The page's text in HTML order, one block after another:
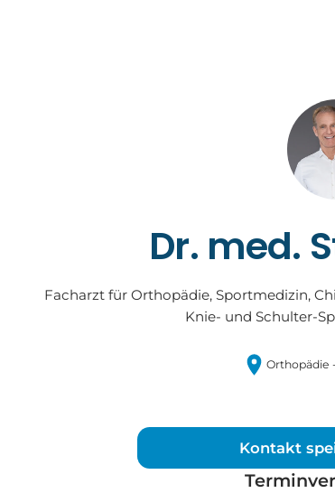
Dr. med.
Facharzt für Orthopädie, Sportmedizin,
Knie- und Schulter-
Orthopädie
Kontakt